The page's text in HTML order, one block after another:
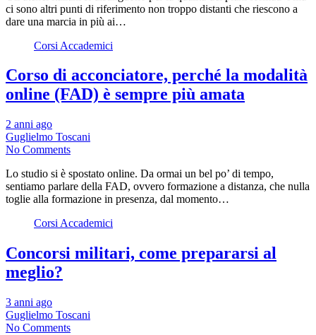
ci sono altri punti di riferimento non troppo distanti che riescono a
dare una marcia in più ai…
Corsi Accademici
Corso di acconciatore, perché la modalità
online (FAD) è sempre più amata
2 anni ago
Guglielmo Toscani
No Comments
Lo studio si è spostato online. Da ormai un bel po’ di tempo,
sentiamo parlare della FAD, ovvero formazione a distanza, che nulla
toglie alla formazione in presenza, dal momento…
Corsi Accademici
Concorsi militari, come prepararsi al
meglio?
3 anni ago
Guglielmo Toscani
No Comments